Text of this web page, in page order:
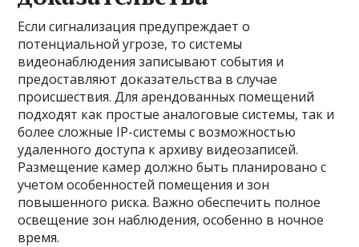
Если сигнализация предупреждает о
потенциальной угрозе, то системы
видеонаблюдения записывают события и
предоставляют доказательства в случае
происшествия. Для арендованных помещений
подходят как простые аналоговые системы, так и
более сложные IP-системы с возможностью
удаленного доступа к архиву видеозаписей.
Размещение камер должно быть планировано с
учетом особенностей помещения и зон
повышенного риска. Важно обеспечить полное
освещение зон наблюдения, особенно в ночное
время.